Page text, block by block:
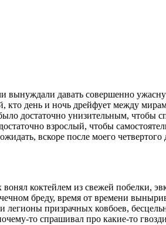
вынуждали давать совершенно
день и ночь дрейфует между
достаточно унизительным, чтобы
взрослый, чтобы
вскоре после моего четвертого
коктейлем из свежей побелки,
бреду, время от времени
легионы призрачных ковбоев,
то спрашивал про какие-то